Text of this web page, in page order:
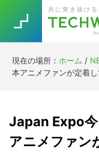
primary
navigation
main
content
primary
sidebar
footer
共に突き抜ける
現在の場所： ホーム /
本アニメファンが定着
Japan Expo
アニメファン
TOPICS
Trend 今話題の
5G Asana